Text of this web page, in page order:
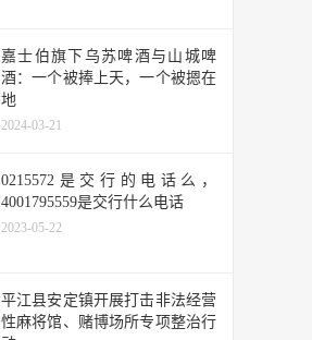
嘉士伯旗下乌苏啤酒与山城啤
酒：一个被捧上天，一个被摁在
地
2024-03-21
0215572是交行的电话么，
4001795559是交行什么电话
2023-05-22
平江县安定镇开展打击非法经营
性麻将馆、赌博场所专项整治行